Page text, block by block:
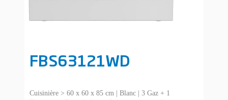
FBS63121WD
Cuisinière > 60 x 60 x 85 cm | Blanc | 3 Gaz + 1